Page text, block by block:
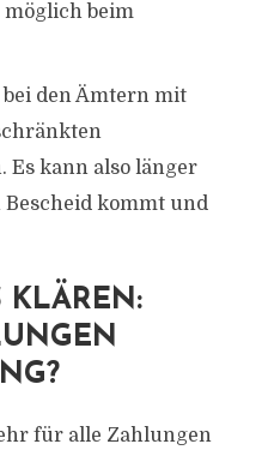
möglich beim
den Ämtern mit
Es kann also länger
Bescheid kommt und
KLÄREN:
für alle Zahlungen